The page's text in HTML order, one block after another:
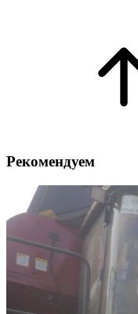
Рекомендуем